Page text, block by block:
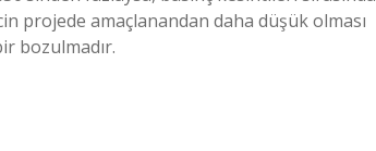
projede amaçlanandan daha düşük olması
bozulmadır.